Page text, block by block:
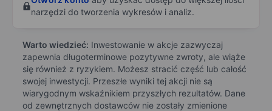
narzędzi do tworzenia wykresów i analiz.
Warto wiedzieć: Inwestowanie w akcje zazwyczaj
zapewnia długoterminowe pozytywne zwroty, ale wiąże
się również z ryzykiem. Możesz stracić część lub całość
swojej inwestycji. Przeszłe wyniki tej akcji nie są
wiarygodnym wskaźnikiem przyszłych rezultatów. Dane
od zewnętrznych dostawców nie zostały zmienione